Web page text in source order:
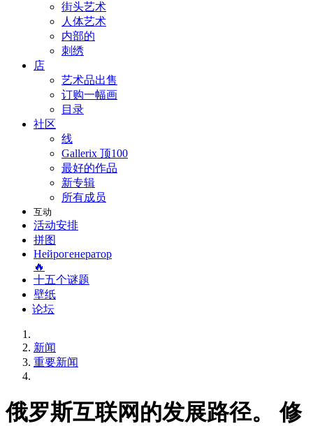
街头艺术
人体艺术
内部的
刺绣
店
艺术品出售
订购一幅画
目录
社区
线
Gallerix 顶100
最好的作品
新专辑
所有成员
互动
活动安排
拼图
Нейрогенератор
🔥
十五个谜题
壁纸
论坛
新闻
重要新闻
俄罗斯互联网的发展路径。 修